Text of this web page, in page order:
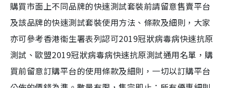
購買市面上不同品牌的快速測試套裝前請留意售賣平台
及該品牌的快速測試套裝使用方法、條款及細則，大家
亦可參考香港衞生署表列認可2019冠狀病毒病快速抗原
測試、歐盟2019冠狀病毒病快速抗原測試通用名單，購
買前留意訂購平台的使用條款及細則，一切以訂購平台